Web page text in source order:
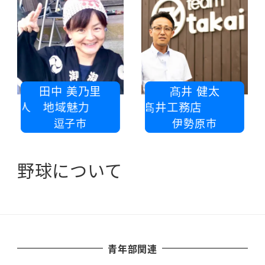
田中 美乃里
人 地域魅力
逗子市
髙井 健太
株式会社 髙井工務店
伊勢原市
野球について
青年部関連